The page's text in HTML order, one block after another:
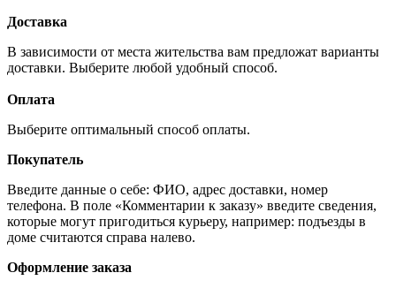
Доставка
В зависимости от места жительства вам предложат варианты
доставки. Выберите любой удобный способ.
Оплата
Выберите оптимальный способ оплаты.
Покупатель
Введите данные о себе: ФИО, адрес доставки, номер
телефона. В поле «Комментарии к заказу» введите сведения,
которые могут пригодиться курьеру, например: подъезды в
доме считаются справа налево.
Оформление заказа